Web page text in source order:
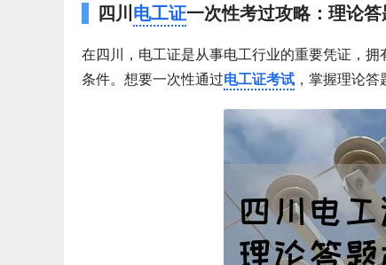
四川 电工证一次性考过攻略：理论
在四川，电工证是从事电工行业的重要凭证，
条件。想要一次性通过电工证考试 ，掌握理论